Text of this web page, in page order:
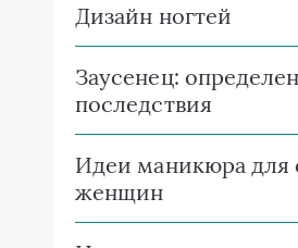
Дизайн ногтей
Заусенец:
последствия
Идеи маникюра для
женщин